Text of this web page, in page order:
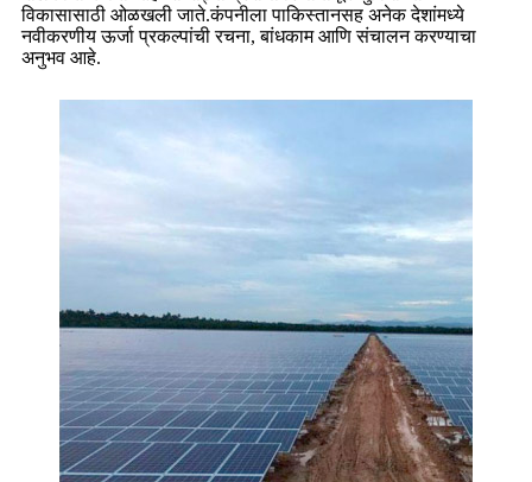
विकासासाठी ओळखली जाते.कंपनीला पाकिस्तानसह अनेक देशांमध्ये
नवीकरणीय ऊर्जा प्रकल्पांची रचना, बांधकाम आणि संचालन करण्याचा
अनुभव आहे.